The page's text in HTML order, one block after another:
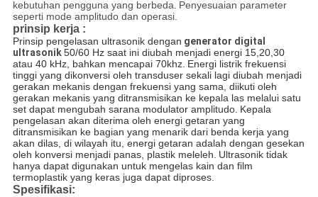
kebutuhan pengguna yang berbeda. Penyesuaian parameter
seperti mode amplitudo dan operasi.
prinsip kerja :
Prinsip pengelasan ultrasonik dengan generator digital
ultrasonik50/60 Hz saat ini diubah menjadi energi 15,20,30
atau 40 kHz, bahkan mencapai 70khz. Energi listrik frekuensi
tinggi yang dikonversi oleh transduser sekali lagi diubah menjadi
gerakan mekanis dengan frekuensi yang sama, diikuti oleh
gerakan mekanis yang ditransmisikan ke kepala las melalui satu
set dapat mengubah sarana modulator amplitudo. Kepala
pengelasan akan diterima oleh energi getaran yang
ditransmisikan ke bagian yang menarik dari benda kerja yang
akan dilas, di wilayah itu, energi getaran adalah dengan gesekan
oleh konversi menjadi panas, plastik meleleh. Ultrasonik tidak
hanya dapat digunakan untuk mengelas kain dan film
termoplastik yang keras juga dapat diproses.
Spesifikasi: